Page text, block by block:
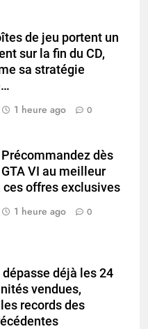
de jeu portent un
sur la fin du CD,
sa stratégie
1 heure ago 0
Précommandez dès
VI au meilleur
ces offres exclusives
1 heure ago 0
dépasse déjà les 24
vendues,
records des